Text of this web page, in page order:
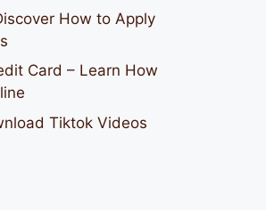
How to Apply
Card – Learn How
Tiktok Videos